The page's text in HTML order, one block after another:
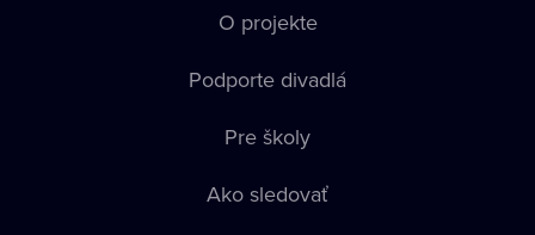
O projekte
Podporte divadlá
Pre školy
Ako sledovať